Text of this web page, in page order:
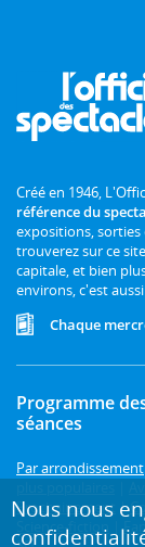
Créé en 1946,
référence du
expositions, sorties
trouverez sur ce
capitale, et bien
environs, c'est
Chaque
Programme
séances
Par arrondissement
Prochainement |
Science-fiction
|
Nous nous